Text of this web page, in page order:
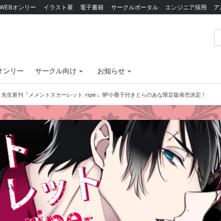
WEBオンリー イラスト展 電子書籍 サークルポータル エンジニア採用
ンリー サークル向け お知らせ
生新刊『メメントスカーレット -ripe-』8P小冊子付きとらのあな限定版発売決定！